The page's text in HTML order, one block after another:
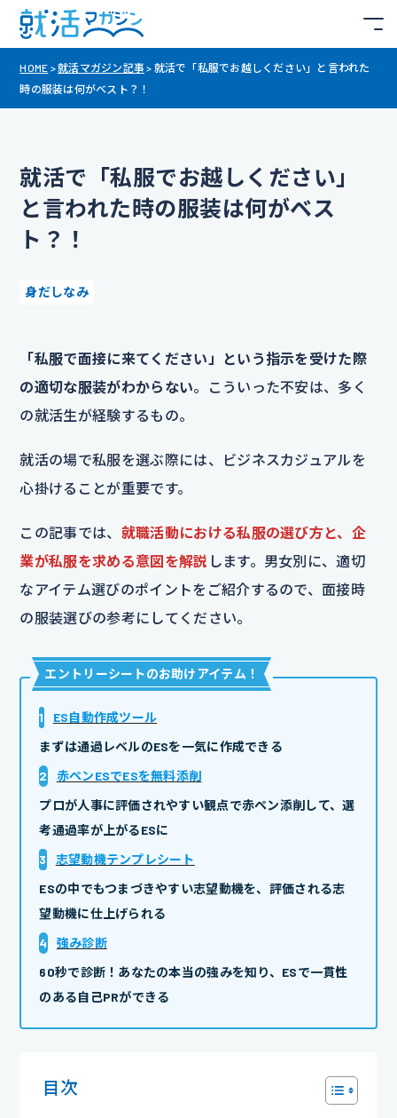
HOME >就活マガジン記事 > 就活で「私服でお越しください」と言われた
時の服装は何がベスト？！
就活で「私服でお越しください」
と言われた時の服装は何がベス
ト？！
身だしなみ
「私服で面接に来てください」という指示を受けた際
の適切な服装がわからない。こういった不安は、多く
の就活生が経験するもの。
就活の場で私服を選ぶ際には、ビジネスカジュアルを
心掛けることが重要です。
この記事では、 就職活動における私服の選び方と、企
業が私服を求める意図を解説 します。男女別に、適切
なアイテム選びのポイントをご紹介するので、面接時
の服装選びの参考にしてください。
エントリーシートのお助けアイテム ！
1
ES自動作成ツール
まずは通過レベルのESを一気に作成できる
2
赤ペンESでESを無料添削
プロが人事に評価されやすい観点で赤ペン添削して、選
考通過率が上がるESに
3
志望動機テンプレシート
ESの中でもつまづきやすい志望動機を、評価される志
望動機に仕上げられる
4
強み診断
60秒で診断！あなたの本当の強みを知り、ESで一貫性
のある自己PRができる
目次